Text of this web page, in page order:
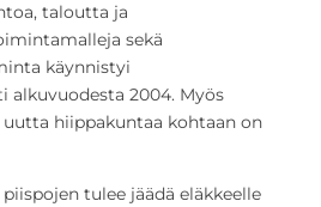
taloutta ja
sekä
käynnistyi
alkuvuodesta 2004. Myös
hiippakuntaa kohtaan on
tulee jäädä eläkkeelle